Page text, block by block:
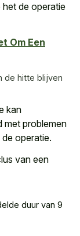
de operatie
Om Een
de hitte blijven
kan
met problemen
de operatie.
van een
duur van 9